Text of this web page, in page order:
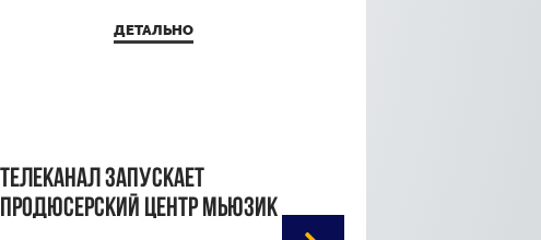
ДЕТАЛЬНО
Телеканал запускает
продюсерский центр Мьюзик